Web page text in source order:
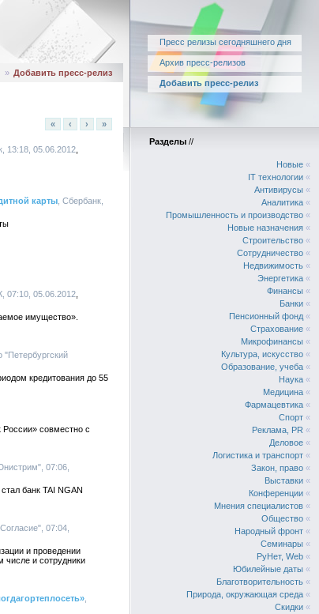
Пресс релизы сегодняшнего дня
Архив пресс-релизов
Добавить пресс-релиз
» Добавить пресс-релиз
« ‹ › »
13:18, 05.06.2012
карты , Сбербанк,
05.06.2012
имущество».
"Петербургский
кредитования до 55
совместно с
07:06,
банк TAI NGAN
07:04,
и проведении
числе и сотрудники
Разделы //
Новые «
IT технологии «
Антивирусы «
Аналитика «
Промышленность и производство «
Новые назначения «
Строительство «
Сотрудничество «
Недвижимость «
Энергетика «
Финансы «
Банки «
Пенсионный фонд «
Страхование «
Микрофинансы «
Культура, искусство «
Образование, учеба «
Наука «
Медицина «
Фармацевтика «
Спорт «
Реклама, PR «
Деловое «
Логистика и транспорт «
Закон, право «
Выставки «
Конференции «
Мнения специалистов «
Общество «
Народный фронт «
Семинары «
РуНет, Web «
Юбилейные даты «
Благотворительность «
Природа, окружающая среда «
Скидки «